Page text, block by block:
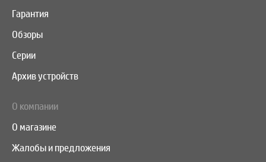
Гарантия
Обзоры
Серии
Архив устройств
О компании
О магазине
Жалобы и предложения